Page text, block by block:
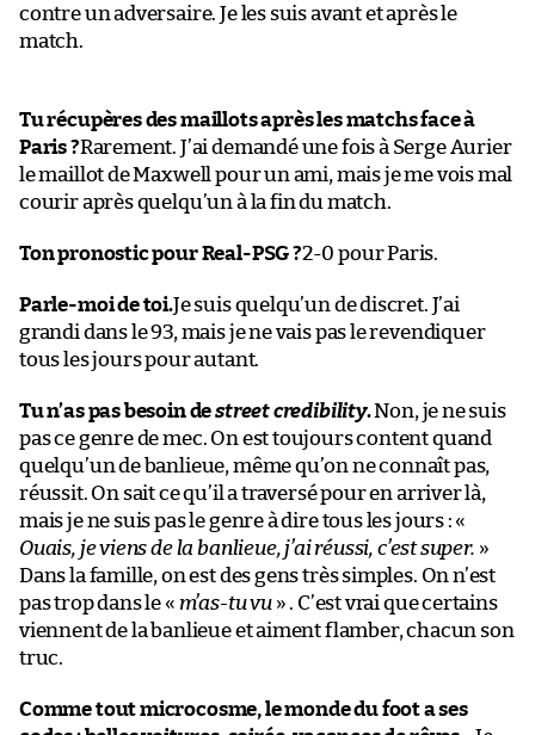
contre un adversaire. Je les suis avant et après le
match.
Tu récupères des maillots après les matchs face à
Paris ?Rarement. J’ai demandé une fois à Serge Aurier
le maillot de Maxwell pour un ami, mais je me vois mal
courir après quelqu’un à la fin du match.
Ton pronostic pour Real-PSG ?2-0 pour Paris.
Parle-moi de toi.Je suis quelqu’un de discret. J’ai
grandi dans le 93, mais je ne vais pas le revendiquer
tous les jours pour autant.
Tu n’as pas besoin destreet credibility.Non, je ne suis
pas ce genre de mec. On est toujours content quand
quelqu’un de banlieue, même qu’on ne connaît pas,
réussit. On sait ce qu’il a traversé pour en arriver là,
mais je ne suis pas le genre à dire tous les jours : «
Ouais, je viens de la banlieue, j’ai réussi, c’est super. »
Dans la famille, on est des gens très simples. On n’est
pas trop dans le « m’as-tu vu» . C’est vrai que certains
viennent de la banlieue et aiment flamber, chacun son
truc.
Comme tout microcosme, le monde du foot a ses